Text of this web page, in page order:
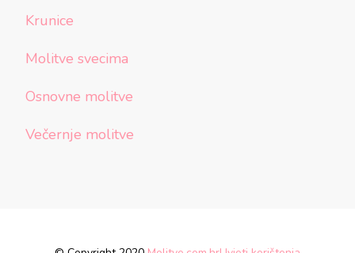
Krunice
Molitve svecima
Osnovne molitve
Večernje molitve